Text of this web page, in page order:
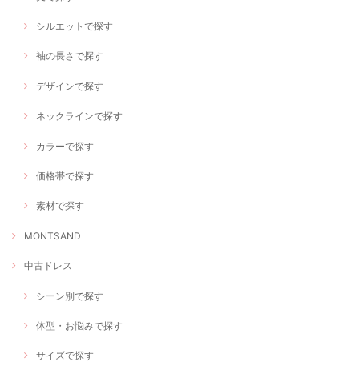
シルエットで探す
袖の長さで探す
デザインで探す
ネックラインで探す
カラーで探す
価格帯で探す
素材で探す
MONTSAND
中古ドレス
シーン別で探す
体型・お悩みで探す
サイズで探す